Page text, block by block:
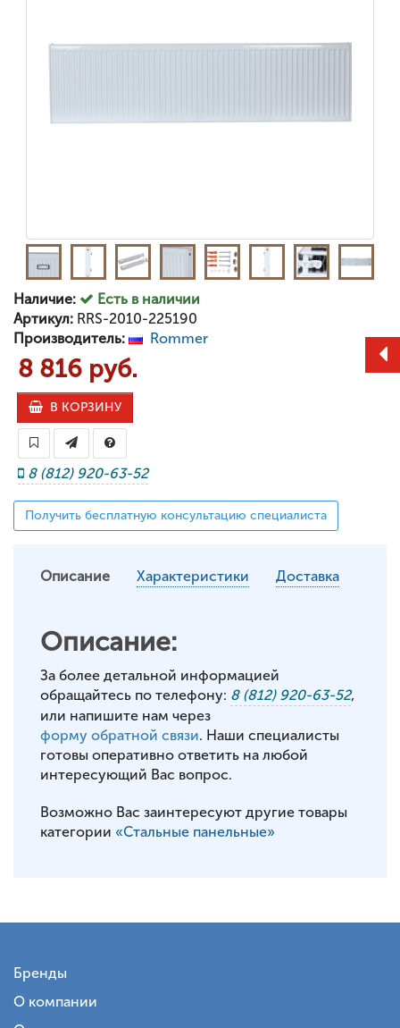
Наличие:
Есть в наличии
Артикул: RRS-2010-225190
Производитель:
Rommer
8 816 руб.
В КОРЗИНУ
8 (812) 920-63-52
Получить бесплатную консультацию специалиста
Описание Характеристики Доставка
Описание:
За более детальной информацией
обращайтесь по телефону: 8 (812) 920-63-52,
или напишите нам через
форму обратной связи. Наши специалисты
готовы оперативно ответить на любой
интересующий Вас вопрос.
Возможно Вас заинтересуют другие товары
категории «Стальные панельные»
Бренды
О компании